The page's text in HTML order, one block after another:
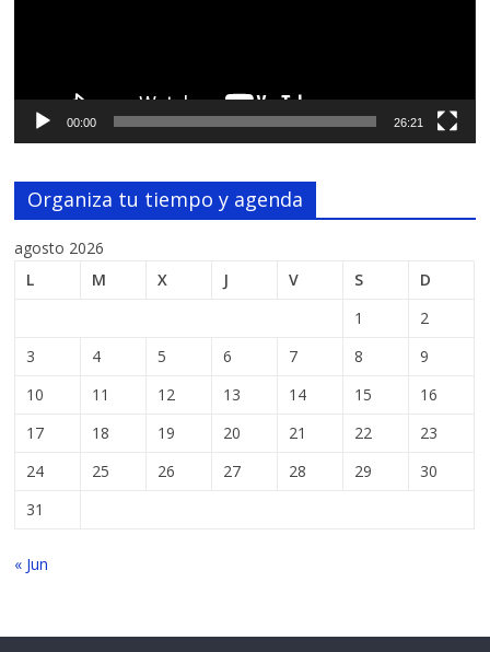
00:00 26:21
Organiza tu tiempo y agenda
agosto 2026
L
M X J V S
D
1
2
3
4 5 6 7 8
9
10
11 12 13 14 15
16
17
18 19 20 21 22
23
24
25 26 27 28 29
30
31
« Jun